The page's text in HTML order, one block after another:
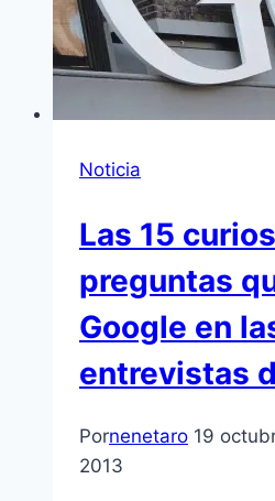
Noticia
Las 15
preguntas
Google en
entrevistas
Pornenetaro 19
2013